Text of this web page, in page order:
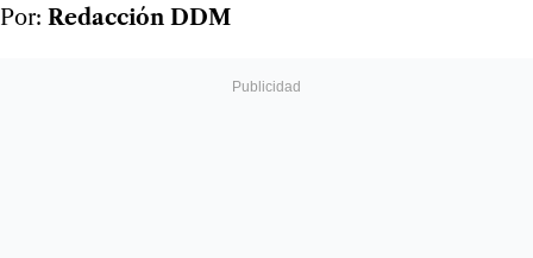
Por: Redacción DDM